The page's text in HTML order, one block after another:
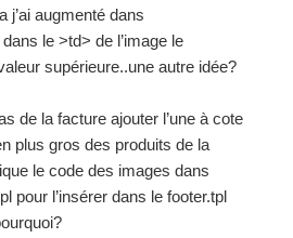
augmenté dans
le >td> de l’image le
supérieure..une autre idée?
de la facture ajouter l’une à cote
plus gros des produits de la
le code des images dans
pour l’insérer dans le footer.tpl